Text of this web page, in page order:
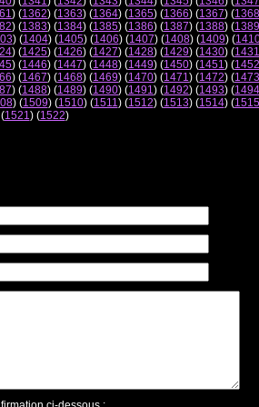
) (1362) (1363) (1364) (1365) (1366) (1367) (1368
) (1383) (1384) (1385) (1386) (1387) (1388) (1389
) (1404) (1405) (1406) (1407) (1408) (1409) (
) (1425) (1426) (1427) (1428) (1429) (1430) (1431
) (1446) (1447) (1448) (1449) (1450) (1451) (1452
) (1467) (1468) (1469) (1470) (1471) (1472) (1473
) (1488) (1489) (1490) (1491) (1492) (1493) (1494
) (1509) (1510) (1511) (1512) (1513) (1514) (1515
1521) (1522)